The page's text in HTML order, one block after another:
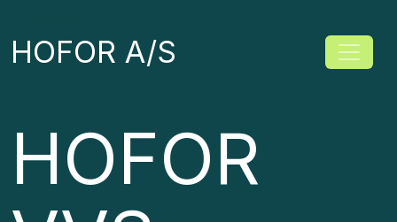
HOFOR A/S Slå
HOFOR